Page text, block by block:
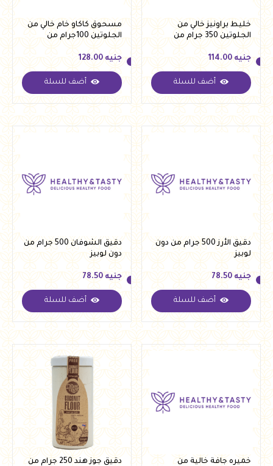
خليط براونيز خالي من
الجلوتين 350 جرام من
كريستال
جنيه
جنيه 114.00
أضف للسلة
مسحوق كاكاو خام خالي من
الجلوتين 100جرام من
كريستال
جنيه
جنيه 128.00
أضف للسلة
دقيق الأرز 500 جرام من دون
لوبيز
جنيه
جنيه 78.50
أضف للسلة
دقيق الشوفان 500 جرام من
دون لوبيز
جنيه
جنيه 78.50
أضف للسلة
خميره جافة خالية من دقيق جوز هند 250 جرام من